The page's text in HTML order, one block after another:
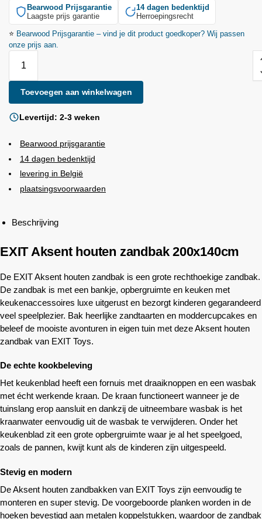
Bearwood Prijsgarantie
Laagste prijs garantie
14 dagen bedenktijd
Herroepingsrecht
⭐ Bearwood Prijsgarantie – vind je dit product goedkoper? Wij passen
onze prijs aan.
Toevoegen aan winkelwagen
Levertijd: 2-3 weken
Bearwood prijsgarantie
14 dagen bedenktijd
levering in België
plaatsingsvoorwaarden
Beschrijving
EXIT Aksent houten zandbak 200x140cm
De EXIT Aksent houten zandbak is een grote rechthoekige zandbak.
De zandbak is met een bankje, opbergruimte en keuken met
keukenaccessoires luxe uitgerust en bezorgt kinderen gegarandeerd
veel speelplezier. Bak heerlijke zandtaarten en moddercupcakes en
beleef de mooiste avonturen in eigen tuin met deze Aksent houten
zandbak van EXIT Toys.
De echte kookbeleving
Het keukenblad heeft een fornuis met draaiknoppen en een wasbak
met écht werkende kraan. De kraan functioneert wanneer je de
tuinslang erop aansluit en dankzij de uitneembare wasbak is het
kraanwater eenvoudig uit de wasbak te verwijderen. Onder het
keukenblad zit een grote opbergruimte waar je al het speelgoed,
zoals de pannen, kwijt kunt als de kinderen zijn uitgespeeld.
Stevig en modern
De Aksent houten zandbakken van EXIT Toys zijn eenvoudig te
monteren en super stevig. De voorgeboorde planken worden in de
hoeken bevestigd aan metalen koppelstukken, waardoor de zandbak